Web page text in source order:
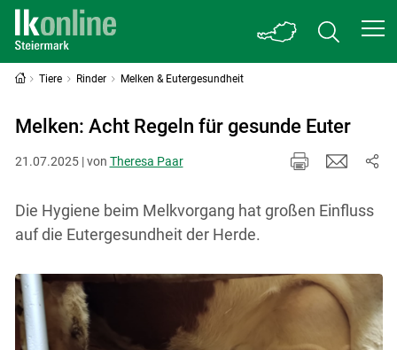
Tiere Rinder Melken & Eutergesundheit
Melken: Acht Regeln für gesunde Euter
21.07.2025 | von Theresa Paar
Die Hygiene beim Melkvorgang hat großen Einfluss
auf die Eutergesundheit der Herde.